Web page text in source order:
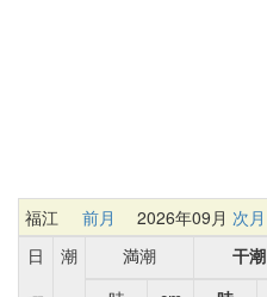
福江 前月 2026年09月 次月
日
潮 満潮 干潮